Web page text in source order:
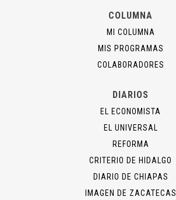
COLUMNA
MI COLUMNA
MIS PROGRAMAS
COLABORADORES
DIARIOS
EL ECONOMISTA
EL UNIVERSAL
REFORMA
CRITERIO DE HIDALGO
DIARIO DE CHIAPAS
IMAGEN DE ZACATECAS